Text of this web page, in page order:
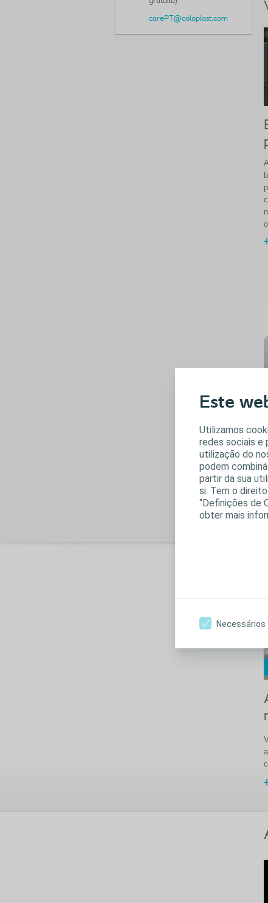
Este
Utilizamos
redes sociais e
utilização do
podem
partir da sua
si. Tem o
“Definições de
obter mais
Necessários
carePT@coloplast.com